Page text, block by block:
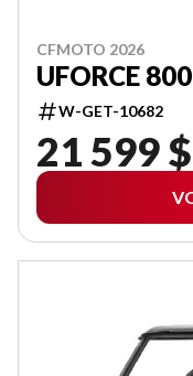
CFMOTO 2026
UFORCE
W-GET-10682
21 599 $